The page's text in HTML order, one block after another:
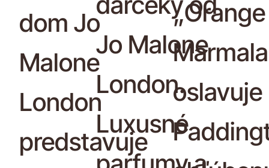
dom Jo
Malone
London
predstavuje
Jo Malone
London.
Luxusné
„Orange
oslavuje